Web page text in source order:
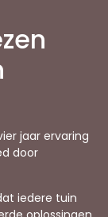
jaar ervaring
door
iedere tuin